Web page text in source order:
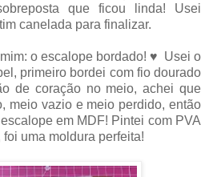
que ficou linda! Usei
canelada para finalizar.
o escalope bordado! ♥ Usei o
primeiro bordei com fio dourado
de coração no meio, achei que
meio vazio e meio perdido, então
em MDF! Pintei com PVA
uma moldura perfeita!